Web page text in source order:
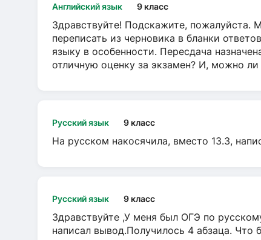
Английский язык 9 класс
Здравствуйте! Подскажите, пожалуйста.
переписать из черновика в бланки
языку в особенности. Пересдача
отличную оценку за экзамен? И, можно ли
Русский язык 9 класс
На русском накосячила, вместо 13.3,
Русский язык 9 класс
Здравствуйте ,У меня был ОГЭ по
написал вывод.Получилось 4 абзаца. Что